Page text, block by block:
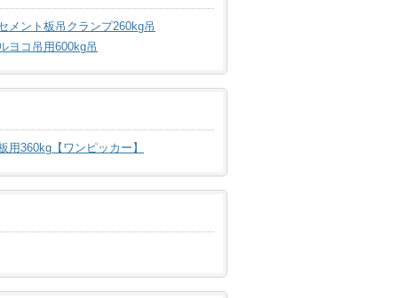
メント板吊クランプ260kg吊
ヨコ吊用600kg吊
用360kg【ワンピッカー】